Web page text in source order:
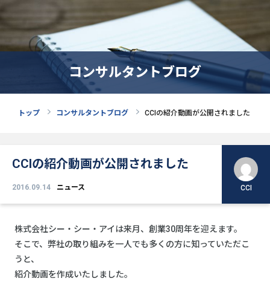
コンサルタントブログ
トップ コンサルタントブログ CCIの紹介動画が公開されました
CCIの紹介動画が公開されました
2016.09.14 ニュース CCI
株式会社シー・シー・アイは来月、創業30周年を迎えます。
そこで、弊社の取り組みを一人でも多くの方に知っていただこ
うと、
紹介動画を作成いたしました。